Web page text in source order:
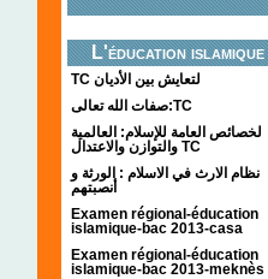
L'éducation islamique
TC لتعايش بين الأديان
صفات الله تعالى:TC
لخصائص العامة للإسلام: العالمية
والتوازن والاعتدال TC
نظام الارث في الاسلام : الورثة و
أنصبتهم
Examen régional-éducation
islamique-bac 2013-casa
Examen régional-éducation
islamique-bac 2013-meknès